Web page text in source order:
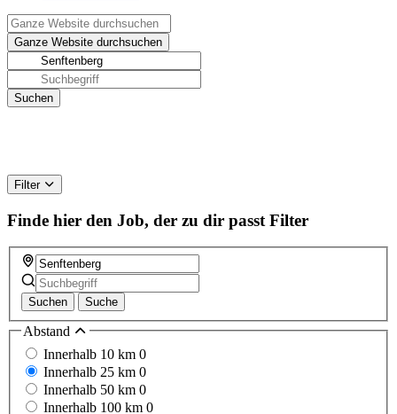
Filter
Finde hier den Job, der zu dir passt Filter
Suchen Suche
Abstand
Innerhalb 10 km 0
Innerhalb 25 km 0
Innerhalb 50 km 0
Innerhalb 100 km 0